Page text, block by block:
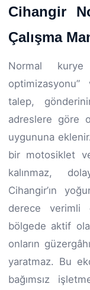
Cihangir
Çalışma
Normal
optimizasyonu”
talep,
adreslere göre
uygununa
bir motosiklet
kalınmaz,
Cihangir’ın
derece verimli
bölgede aktif
onların
yaratmaz. Bu
bağımsız